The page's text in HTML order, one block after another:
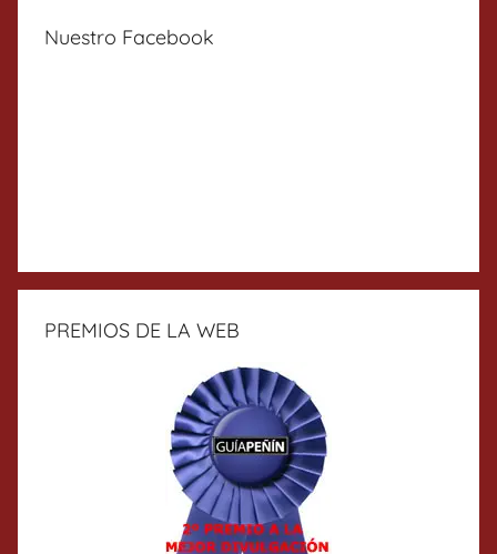
Nuestro Facebook
PREMIOS DE LA WEB